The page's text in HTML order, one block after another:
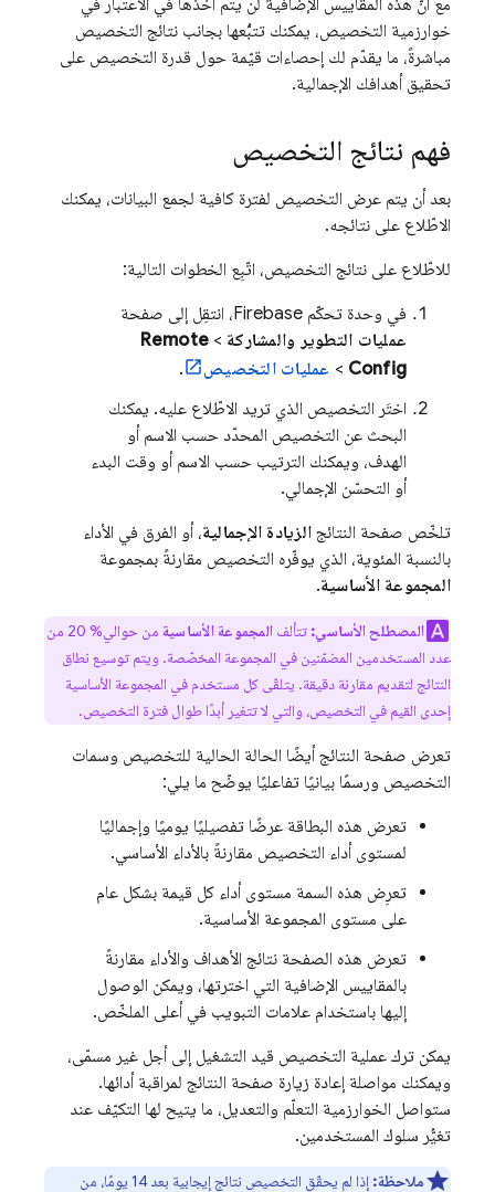
مع أنّ هذه المقاييس الإضافية لن يتم أخذها في الاعتبار في
خوارزمية التخصيص، يمكنك تتبُّعها بجانب نتائج التخصيص
مباشرةً، ما يقدّم لك إحصاءات قيّمة حول قدرة التخصيص على
تحقيق أهدافك الإجمالية.
فهم نتائج التخصيص
بعد أن يتم عرض التخصيص لفترة كافية لجمع البيانات، يمكنك
الاطّلاع على نتائجه.
للاطّلاع على نتائج التخصيص، اتّبِع الخطوات التالية:
في وحدة تحكّم Firebase، انتقِل إلى صفحة
عمليات التطوير والمشاركة >
Remote
Config
> عمليات التخصيص
.
اختَر التخصيص الذي تريد الاطّلاع عليه. يمكنك
البحث عن التخصيص المحدّد حسب الاسم أو
الهدف، ويمكنك الترتيب حسب الاسم أو وقت البدء
أو التحسّن الإجمالي.
تلخّص صفحة النتائج الزيادة الإجمالية، أو الفرق في الأداء
بالنسبة المئوية، الذي يوفّره التخصيص مقارنةً بمجموعة
المجموعة الأساسية.
المصطلح الأساسي: تتألف المجموعة الأساسية
من حوالي% 20 من
عدد المستخدمين المضمّنين في المجموعة المخصّصة. ويتم توسيع نطاق
النتائج لتقديم مقارنة دقيقة. يتلقّى كل مستخدم في المجموعة الأساسية
إحدى القيم في التخصيص، والتي لا تتغير أبدًا طوال فترة التخصيص.
تعرض صفحة النتائج أيضًا الحالة الحالية للتخصيص وسمات
التخصيص ورسمًا بيانيًا تفاعليًا يوضّح ما يلي:
تعرض هذه البطاقة عرضًا تفصيليًا يوميًا وإجماليًا
لمستوى أداء التخصيص مقارنةً بالأداء الأساسي.
تعرِض هذه السمة مستوى أداء كل قيمة بشكل عام
على مستوى المجموعة الأساسية.
تعرض هذه الصفحة نتائج الأهداف والأداء مقارنةً
بالمقاييس الإضافية التي اخترتها، ويمكن الوصول
إليها باستخدام علامات التبويب في أعلى الملخّص.
يمكن ترك عملية التخصيص قيد التشغيل إلى أجل غير مسمّى،
ويمكنك مواصلة إعادة زيارة صفحة النتائج لمراقبة أدائها.
ستواصل الخوارزمية التعلّم والتعديل، ما يتيح لها التكيّف عند
تغيُّر سلوك المستخدمين.
ملاحظة:
إذا لم يحقّق التخصيص نتائج إيجابية بعد 14 يومًا، من